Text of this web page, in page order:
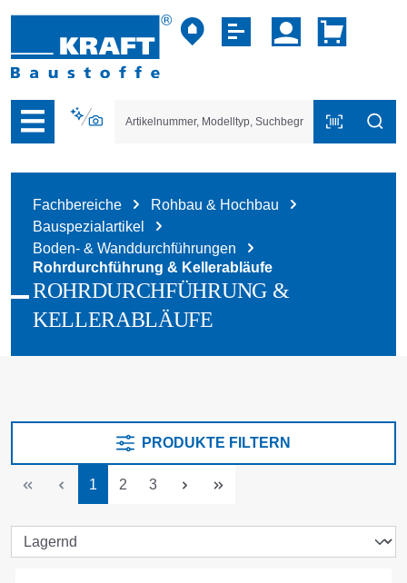
der B2B-Plattform springen
Fachbereiche
Rohbau & Hochbau
Bauspezialartikel
Boden- & Wanddurchführungen
Rohrdurchführung & Kellerabläufe
ROHRDURCHFÜHRUNG &
KELLERABLÄUFE
PRODUKTE FILTERN
Seite
1 Seite
2 Seite
3